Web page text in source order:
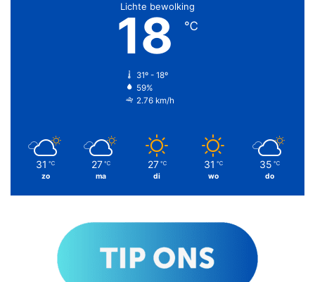
Lichte bewolking
18 ℃
31º - 18º
59%
2.76 km/h
31 ℃
zo
27 ℃
ma
27 ℃
di
31 ℃
wo
35 ℃
do